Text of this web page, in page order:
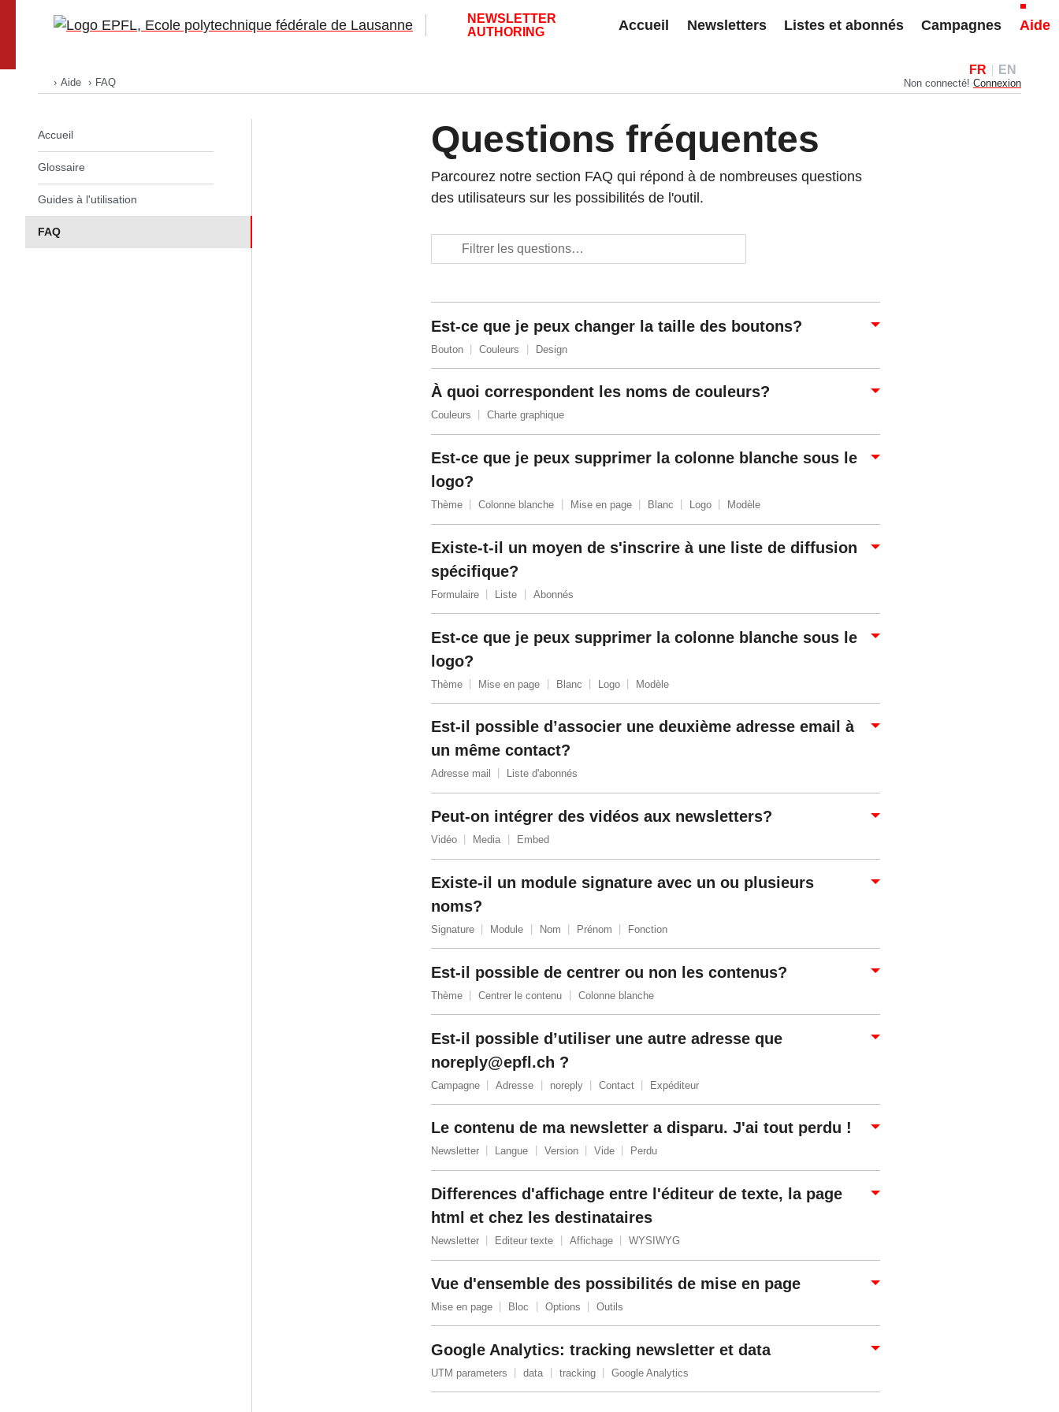
Go to main site
NEWSLETTER
AUTHORING
Accueil Newsletters Listes et abonnés Campagnes Aide
FR EN
Listes et abonnés
Campagnes
Aide
Aide FAQ Non connecté! Connexion
Questions fréquentes
Parcourez notre section FAQ qui répond à de nombreuses questions
des utilisateurs sur les possibilités de l'outil.
Est-ce que je peux changer la taille des boutons?
Bouton Couleurs Design
À quoi correspondent les noms de couleurs?
Couleurs Charte graphique
Est-ce que je peux supprimer la colonne blanche sous le
logo?
Thème Colonne blanche Mise en page Blanc Logo Modèle
Existe-t-il un moyen de s'inscrire à une liste de diffusion
spécifique?
Formulaire Liste Abonnés
Est-ce que je peux supprimer la colonne blanche sous le
logo?
Thème Mise en page Blanc Logo Modèle
Est-il possible d’associer une deuxième adresse email à
un même contact?
Adresse mail Liste d'abonnés
Peut-on intégrer des vidéos aux newsletters?
Vidéo Media Embed
Existe-il un module signature avec un ou plusieurs
noms?
Signature Module Nom Prénom Fonction
Est-il possible de centrer ou non les contenus?
Thème Centrer le contenu Colonne blanche
Est-il possible d’utiliser une autre adresse que
noreply@epfl.ch ?
Campagne Adresse noreply Contact Expéditeur
Le contenu de ma newsletter a disparu. J'ai tout perdu !
Newsletter Langue Version Vide Perdu
Differences d'affichage entre l'éditeur de texte, la page
html et chez les destinataires
Newsletter Editeur texte Affichage WYSIWYG
Vue d'ensemble des possibilités de mise en page
Mise en page Bloc Options Outils
Google Analytics: tracking newsletter et data
UTM parameters data tracking Google Analytics
Thèmes
Accueil
Glossaire
Guides à l'utilisation
FAQ